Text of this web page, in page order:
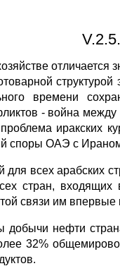
отличается
времени
- война
иракских
споры ОАЭ с
всех арабских
стран, входящих
связи им
добычи нефти
32%